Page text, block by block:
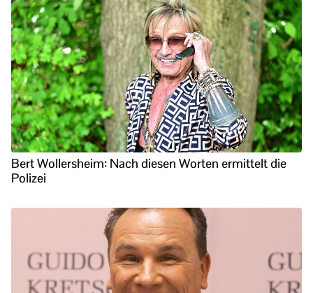
Bert Wollersheim: Nach diesen Worten ermittelt die
Polizei